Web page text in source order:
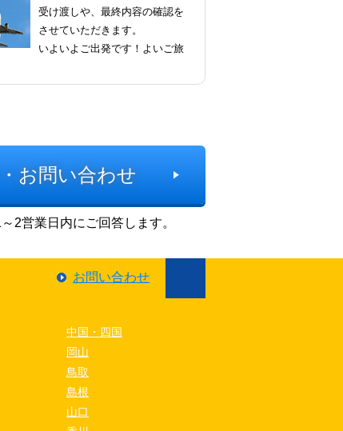
受け渡しや、最終内容の確認を
させていただきます。
いよいよご出発です！よいご旅
お問い合わせ
2営業日内にご回答します。
お問い合わせ
中国・四国
岡山
鳥取
島根
山口